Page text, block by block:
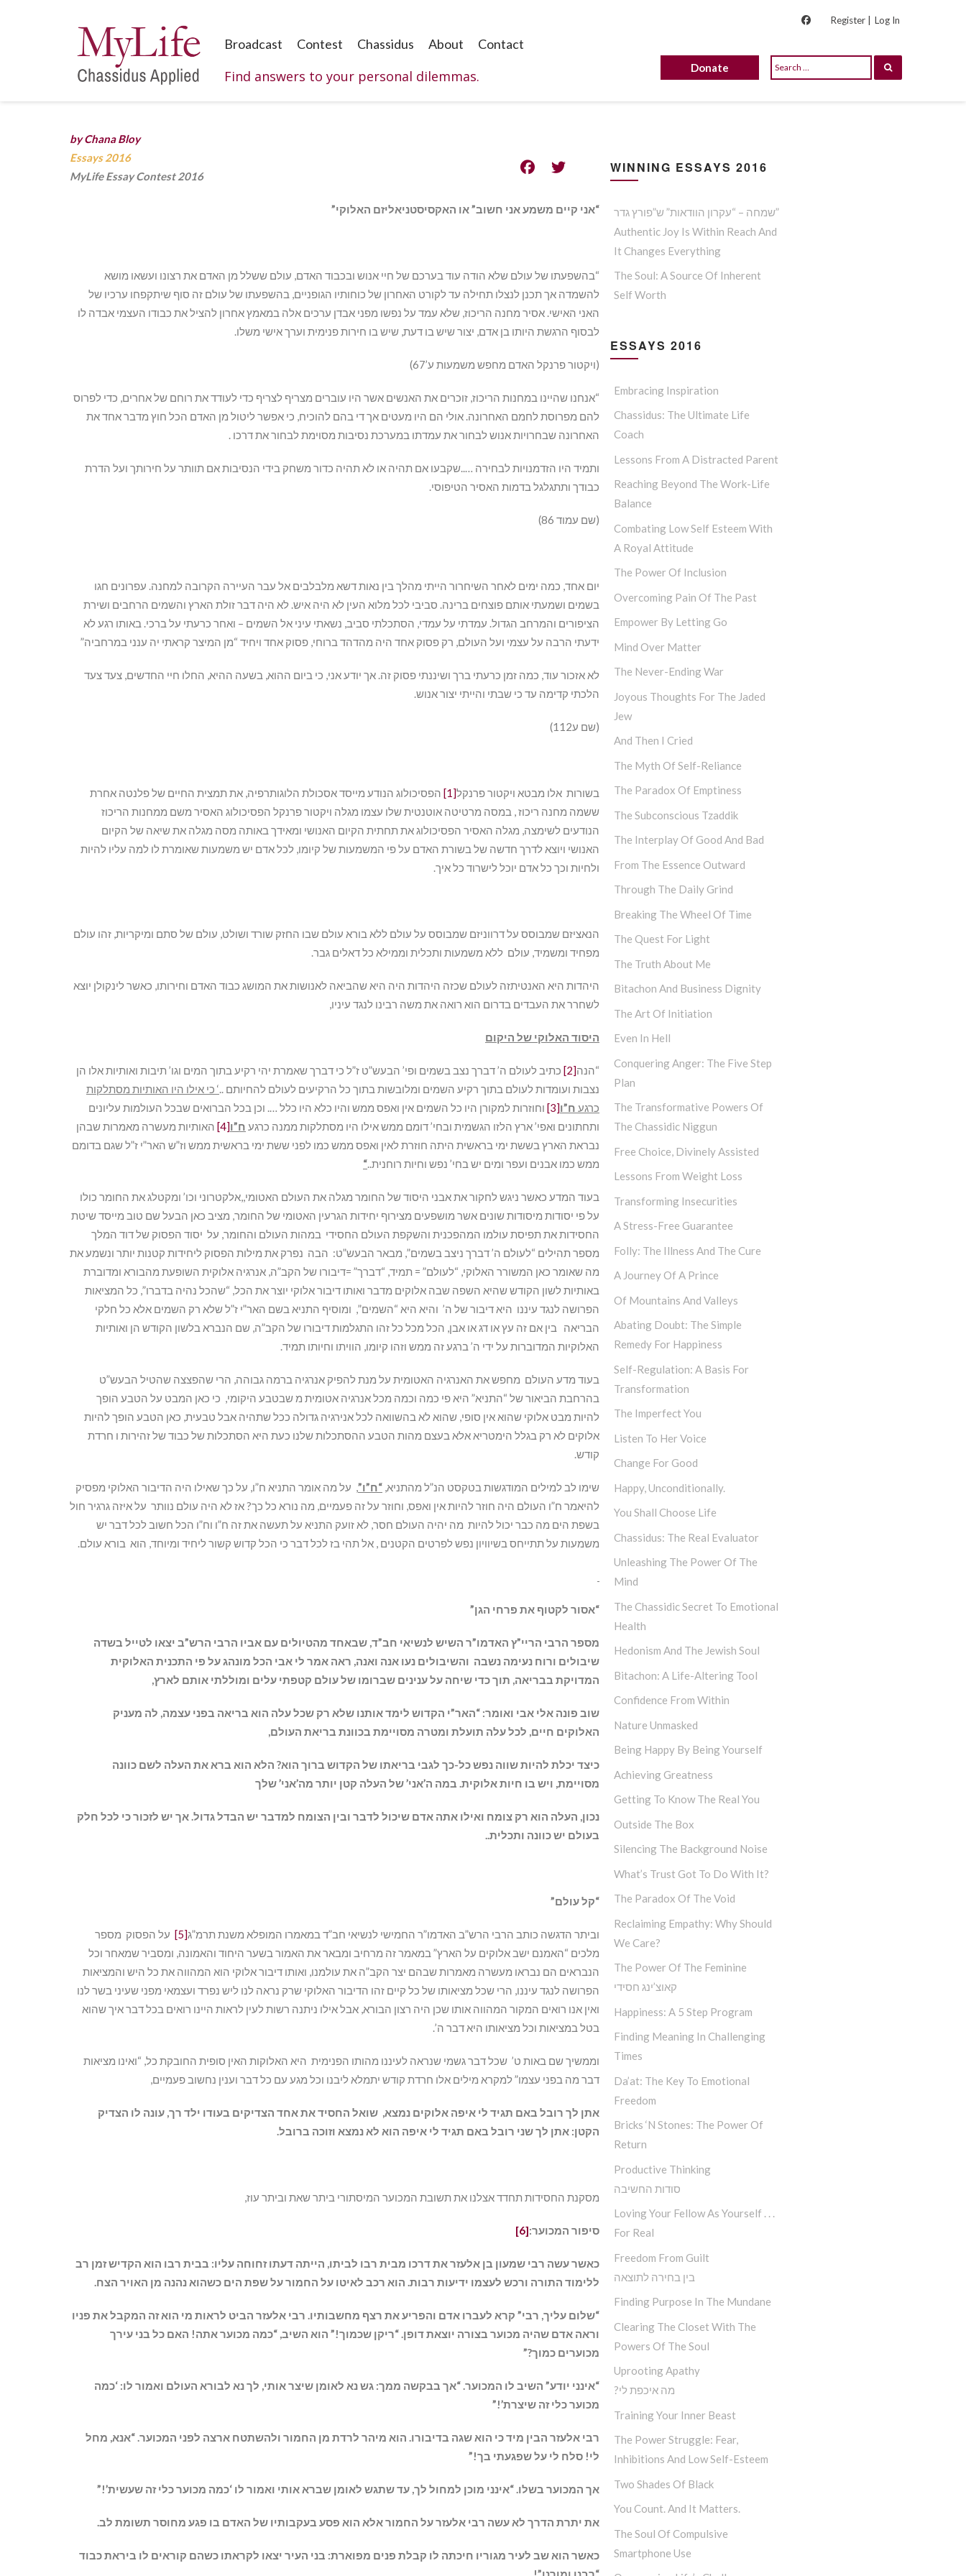
Register | Log In
Broadcast Contest Chassidus About Contact
Find answers to your personal dilemmas. Donate
by Chana Bloy
Essays 2016
MyLife Essay Contest 2016
“אני קיים משמע אני חשוב” או האקסיסטניאליזם האלוקי”
“בהשפעתו של עולם שלא הודה עוד בערכם של חיי אנוש ובכבוד האדם, עולם ששלל מן האדם את רצונו ועשאו מושא
להשמדה אך תכנן לנצלו תחילה עד לקורט האחרון של כוחותיו הגופניים, בהשפעתו של עולם זה סוף שיתקפחו ערכיו של
האני האישי. אסיר מחנה הריכוז, שלא עמד על נפשו מפני אבדן ערכים אלה במאמץ אחרון להציל את כבודו העצמי אבדה לו
לבסוף הרגשת היותו בן אדם, יצור שיש בו דעת, שיש בו חירות פנימית וערך אישי משלו.
(ויקטור פרנקל האדם מחפש משמעות ע’67)
“אנחנו שהיינו במחנות הריכוז, זוכרים את האנשים אשר היו עוברים מצריף לצריף כדי לעודד את רוחם של אחרים, כדי לפרוס
להם מפרוסת לחמם האחרונה. אולי הם היו מעטים אך די בהם להוכיח, כי אפשר ליטול מן האדם הכל חוץ מדבר אחד את
האחרונה שבחרויות אנוש לבחור את עמדתו במערכת נסיבות מסוימת לבחור את דרכו .
ותמיד היו הזדמנויות לבחירה …..שקבעו אם תהיה או לא תהיה כדור משחק בידי הנסיבות אם תוותר על חירותך ועל הדרת
כבודך ותתגלגל בדמות האסיר הטיפוסי.
(שם עמוד 86)
יום אחד, כמה ימים לאחר השיחרור הייתי מהלך בין נאות דשא מלבלבים אל עבר העיירה הקרובה למחנה. עפרונים חגו
בשמים ושמעתי אותם פוצחים ברינה. סביבי לכל מלוא העין לא היה איש. לא היה דבר זולת הארץ והשמים הרחבים ושירת
הציפורים והמרחב הגדול. עמדתי על עמדי, הסתכלתי סביב, נשאתי עיני אל השמים – ואחר כרעתי על ברכי. באותו רגע לא
ידעתי הרבה על עצמי ועל העולם, רק פסוק אחד היה מהדהד ברוחי, פסוק אחד ויחיד “מן המיצר קראתי יה ענני במרחביה”
לא אזכור עוד, כמה זמן כרעתי ברך ושיננתי פסוק זה. אך יודע אני, כי ביום ההוא, בשעה ההיא, החלו חיי החדשים, צעד צעד
הלכתי קדימה עד כי שבתי והייתי יצור אנוש.
(שם ע112)
בשורות אלו מבטא ויקטור פרנקל[1]
הפסיכולוג הנודע מייסד אסכולת הלוגותרפיה, את תמצית החיים של פלנטה אחרת
ששמה מחנה ריכוז , במסה מרטיטה אוטנטית שלו עצמו מגלה ויקטור פרנקל הפסיכולוג האסיר משם ממחנות הריכוז
הנודעים לשימצה, מגלה האסיר הפסיכולוג את תחתית הקיום האנושי ומאידך באותה מסה מגלה את שיאה של הקיום
האנושי ויוצא לדרך חדשה של בשורת האדם על פי המשמעות של קיומו, לכל אדם יש משמעות שאומרת לו למה עליו להיות
ולחיות וכך כל אדם יוכל לישרוד כל איך.
הנאציזם שמבוסס על דרווניזם שמבוסס על עולם ללא בורא עולם שבו החזק שורד ושולט, עולם של סתם ומיקריות, זהו עולם
מפחיד ומשמיד, עולם ללא משמעות ותכלית וממילא כל דאלים גבר.
היהדות היא האנטיתזה לעולם שכזה היהדות היה היא שהביאה לאנושות את המושג כבוד האדם וחירותו, כאשר לינקולן יוצא
לשחרר את העבדים בדרום הוא רואה את משה רבינו לנגד עיניו,
היסוד האלוקי של היקום
“הנה[2]
כתיב לעולם ה’ דברך נצב בשמים ופי’ הבעש”ט ז”ל כי דברך שאמרת יהי רקיע בתוך המים וגו’ תיבות ואותיות אלו הן
נצבות ועומדות לעולם בתוך רקיע השמים ומלובשות בתוך כל הרקיעים לעולם להחיותם ..‘ כי אילו היו האותיות מסתלקות
כרגע ח”ו[3]
וחוזרות למקורן היו כל השמים אין ואפס ממש והיו כלא היו כלל …. וכן בכל הברואים שבכל העולמות עליונים
ותחתונים ואפי’ ארץ הלזו הגשמית ובחי’ דומם ממש אילו היו מסתלקות ממנה כרגע ח”ו[4]
האותיות מעשרה מאמרות שבהן
נבראת הארץ בששת ימי בראשית היתה חוזרת לאין ואפס ממש כמו לפני ששת ימי בראשית ממש וז”ש האר”י ז”ל שגם בדומם
ממש כמו אבנים ועפר ומים יש בחי’ נפש וחיות רוחנית..“
בעוד המדע כאשר ניגש לחקור את אבני היסוד של החומר מגלה את העולם האטומי,,אלקטרוני וכו’ ומקטלג את החומר כולו
על פי יסודות מיסודות שונים אשר מושפעים מצירוף יחידות הגרעין האטומי של החומר, מציב כאן הבעל שם טוב מייסד שיטת
החסידות את תפיסת עולמו המהפכנית והשקפת העולם החסידי במהות העולם והחומר, על יסוד הפסוק של דוד המלך
מספר תהילים “לעולם ה’ דברך ניצב בשמים”, מבאר הבעש”ט: הבה נפרק את מילות הפסוק ליחידות קטנות יותר ונשמע את
מה שאומר כאן המשורר האלוקי, “לעולם” = תמיד, “דברך” =דיבורו של הקב”ה, אנרגיה אלוקית השופעת מהבורא ומדוברת
באותיות לשון הקודש שהיא השפה שבה אלוקים מדבר ואותו דיבור אלוקי יוצר את הכל, “שהכל נהיה בדברו”, כל המציאות
הפרושה לנגד עיננו היא דיבור של ה’ והיא היא “השמים”, ומוסיף התניא בשם האר”י ז”ל שלא רק השמים אלא כל חלקי
הבריאה בין אם זה עץ או דג או אבן, הכל מכל כל זהו התגלמות דיבורו של הקב”ה, שם הנברא בלשון הקודש הן ואותיות
האלוקיות המדוברות על ידי ה’ ברגע זה ממש וזהו קיומו, הוויתו וחיותו תמיד.
בעוד מדע העולם מחפש את האנרגיה האטומית על מנת להפיק אנרגיה ברמה גבוהה, הרי שהפצצה שהטיל הבעש”ט
בהרחבת הביאור של “התניא” היא פי כמה וכמה מכל אנרגיה אטומית מ שבטבע היקומי, כי כאן המבט על הטבע הופך
להיות מבט אלוקי שהוא אין סופי, שהוא לא בהשוואה לכל אנירגיה גדולה ככל שתהיה אבל טבעית, כאן הטבע הופך להיות
אלוקים לא רק בגלל הימטריא אלא בעצם מהות הטבע ההסתכלות שלנו כעת היא הסתכלות של כבוד של זהירות ו חרדת
קודש.
שימו לב למילים המודגשות בטקסט הנ”ל מהתניא, “ח”ו”, על מה אומר התניא ח”ו, על כך שאילו היה הדיבור האלוקי מפסיק
להיאמר ח”ו העולם היה חוזר להיות אין ואפס, וחוזר על זה פעמיים, מה נורא כל כך? אז לא היה עולם נוותר על איזה גרגיר חול
בשפת הים מה כבר יכול להיות מה יהיה העולם חסר, לא זועק התניא על תעשה את זה ח”ו וח”ו הכל חשוב לכל דבר יש
משמעות על תתייחס בשיוויון נפש לפרטים הקטנים , אל תהי בז לכל דבר כי הכל קדוש קשור ליחיד ומיוחד, הוא בורא עולם.
“אסור לקטוף את פרחי הגן”
מספר הרבי הריי”ץ האדמו”ר השיש לנשיאי חב”ד, שבאחד מהטיולים עם אביו הרבי הרש”ב יצאו לטייל בשדה
שיבולים ורוח נעימה נשבה והשיבולים נעו אנה ואנה, ראה אמר לי אבי הכל מונהג על פי התכנית האלוקית
המדויקת בבריאה, תוך כדי שיחה על ענינים שברומו של עולם קטפתי עלים ומוללתי אותם לארץ,
שוב פונה אלי אבי ואומר: “האר”י הקדוש לימד אותנו שלא רק שכל עלה הוא בריאה בפני עצמה, לה מעניק
האלוקים חיים, לכל עלה תועלת ומטרה מסויימת בכוונת בריאת העולם,
כיצד יכלת להיות שווה נפש כל-כך לגבי בריאתו של הקדוש ברוך הוא? הלא הוא ברא את העלה לשם כוונה
מסויימת, ויש בו חיות אלוקית. במה ה’אני’ של העלה קטן יותר מה’אני’ שלך
נכון, העלה הוא רק צומח ואילו אתה אדם שיכול לדבר ובין הצומח למדבר יש הבדל גדול. אך יש לזכור כי לכל חלק
בעולם יש כוונה ותכלית..
“קל עולם”
וביתר הדגשה כותב הרבי הרש”ב האדמו”ר החמישי לנשיאי חב”ד במאמרו המופלא משנת תרמ”ג[5]
על הפסוק מספר
מלכים “האמנם ישב אלוקים על הארץ” במאמר זה מרחיב ומבאר את האמור בשער היחוד והאמונה, ומסביר שמאחר וכל
הנבראים הם נבראו מעשרה מאמרות שבהם יצר הקב”ה את עולמנו, ואותו דיבור אלוקי הוא המהווה את כל היש והמציאות
הפרושה לנגד עיננו, הרי שכל מציאותו של כל קיים זהו הדיבור האלוקי שרק נראה לנו ליש נפרד ועצמאי מפני שעיני בשר לנו
ואין אנו רואים המקור המהווה אותו שכן היה רצון הבורא, אבל אילו ניתנה רשות לעין לראות היינו רואים בכל דבר איך שהוא
בטל במציאות וכל מציאותו היא דבר ה’.
וממשיך שם באות ט’ שכל דבר גשמי שנראה לעיננו מהותו הפנימית היא האלוקות האין סופית החובקת כל, “ואינו מציאות
דבר מה בפני עצמו” למקרא מילים אלו חרדת קודש יתמלא ליבנו וכל מגע עם כל דבר וענין נחשוב פעמיים,
אתן לך רובל באם תגיד לי איפה אלוקים נמצא, שואל החסיד את אחד הצדיקים בעודו ילד רך, עונה לו הצדיק
הקטן: אתן לך שני רובל באם תגיד לי איפה הוא לא נמצא וזוכה ברובל.
מסקנת החסידות תחדד אצלנו את תשובת המכוער המיסתורי ביתר שאת וביתר עוז,
סיפור המכוער:[6]
כאשר עשה רבי שמעון בן אלעזר את דרכו מבית רבו לביתו, הייתה דעתו זחוחה עליו: בבית רבו הוא הקדיש זמן רב
ללימוד התורה ורכש לעצמו ידיעות רבות. הוא רכב לאיטו על החמור על שפת הים כשהוא נהנה מן האויר הצח.
“שלום עליך, רבי” קרא לעברו אדם והפריע את רצף מחשבותיו. רבי אלעזר הביט לראות מי הוא זה המקבל את פניו
וראה אדם שהיה מכוער בצורה יוצאת דופן. “ריקן שכמוך!” הוא השיב, “כמה מכוער אתה! האם כל בני עירך
מכוערים כמוך?”
“אינני יודע” השיב לו המכוער. “אך בבקשה ממך: גש נא לאומן שיצר אותי, לך נא לבורא העולם ואמור לו: ‘כמה
מכוער כלי זה שיצרת’!”
רבי אלעזר הבין מיד כי הוא שגה בדיבורו. הוא מיהר לרדת מן החמור ולהשתטח ארצה לפני המכוער. “אנא, מחל
לי! סלח לי על שפגעתי בך!”
אך המכוער בשלו. “אינני מוכן למחול לך, עד שתגש לאומן שברא אותי ואמור לו ‘כמה מכוער כלי זה שעשית’!”
את יתרת הדרך לא עשה רבי אלעזר על החמור אלא הוא פסע בעקבותיו של האדם בו פגע מחוסר תשומת לב.
כאשר הוא שב לעיר מגוריו חיכתה לו קבלת פנים מפוארת: בני העיר יצאו לקראתו כשהם קוראים לו ביראת כבוד
WINNING ESSAYS 2016
שמחה – “עקרון הוודאות” ש”פורץ גדר”
Authentic Joy Is Within Reach And
It Changes Everything
The Soul: A Source Of Inherent
Self Worth
ESSAYS 2016
Embracing Inspiration
Chassidus: The Ultimate Life
Coach
Lessons From A Distracted Parent
Reaching Beyond The Work-Life
Balance
Combating Low Self Esteem With
A Royal Attitude
The Power Of Inclusion
Overcoming Pain Of The Past
Empower By Letting Go
Mind Over Matter
The Never-Ending War
Joyous Thoughts For The Jaded
Jew
And Then I Cried
The Myth Of Self-Reliance
The Paradox Of Emptiness
The Subconscious Tzaddik
The Interplay Of Good And Bad
From The Essence Outward
Through The Daily Grind
Breaking The Wheel Of Time
The Quest For Light
The Truth About Me
Bitachon And Business Dignity
The Art Of Initiation
Even In Hell
Conquering Anger: The Five Step
Plan
The Transformative Powers Of
The Chassidic Niggun
Free Choice, Divinely Assisted
Lessons From Weight Loss
Transforming Insecurities
A Stress-Free Guarantee
Folly: The Illness And The Cure
A Journey Of A Prince
Of Mountains And Valleys
Abating Doubt: The Simple
Remedy For Happiness
Self-Regulation: A Basis For
Transformation
The Imperfect You
Listen To Her Voice
Change For Good
Happy, Unconditionally.
You Shall Choose Life
Chassidus: The Real Evaluator
Unleashing The Power Of The
Mind
The Chassidic Secret To Emotional
Health
Hedonism And The Jewish Soul
Bitachon: A Life-Altering Tool
Confidence From Within
Nature Unmasked
Being Happy By Being Yourself
Achieving Greatness
Getting To Know The Real You
Outside The Box
Silencing The Background Noise
What’s Trust Got To Do With It?
The Paradox Of The Void
Reclaiming Empathy: Why Should
We Care?
The Power Of The Feminine
קאוצ’ינג חסידי
Happiness: A 5 Step Program
Finding Meaning In Challenging
Times
Da’at: The Key To Emotional
Freedom
Bricks ‘n Stones: The Power Of
Return
Productive Thinking
סודות החשיבה
Loving Your Fellow As Yourself . . .
For Real
Freedom From Guilt
בין בחירה לתוצאה
Finding Purpose In The Mundane
Clearing The Closet With The
Powers Of The Soul
Uprooting Apathy
?מה איכפת לי
Training Your Inner Beast
The Power Struggle: Fear,
Inhibitions And Low Self-Esteem
Two Shades Of Black
You Count. And It Matters.
The Soul Of Compulsive
Smartphone Use